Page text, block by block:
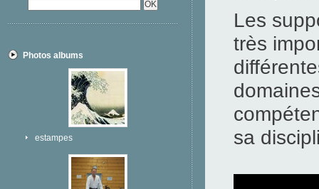
Photos albums
estampes
Les
très
sa